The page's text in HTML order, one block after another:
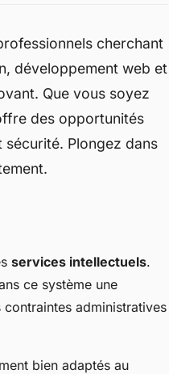
cherchant
développement web et
Que vous soyez
des opportunités
Plongez dans
services intellectuels.
ce système une
administratives
bien adaptés au